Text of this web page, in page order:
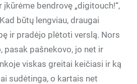
bendrovę „digitouch!“,
būtų lengviau, draugai
ir pradėjo plėtoti verslą. Nors
pasak pašnekovo, jo net ir
viskas greitai keičiasi ir ką
sudėtinga, o kartais net